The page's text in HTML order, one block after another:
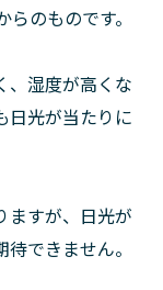
のものです。
、湿度が高くな
日光が当たりに
ますが、日光が
できません。